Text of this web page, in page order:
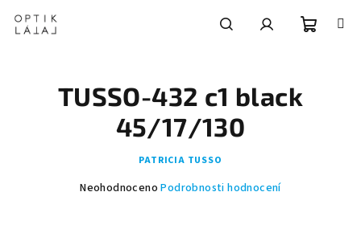
obsah
košík
TUSSO-432 c1 black
45/17/130
PATRICIA TUSSO
Průměrné
Neohodnoceno Podrobnosti hodnocení